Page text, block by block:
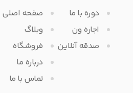
دوره با ما
اجاره ون
صدقه آنلاین
صفحه اصلی
وبلاگ
فروشگاه
درباره ما
تماس با ما